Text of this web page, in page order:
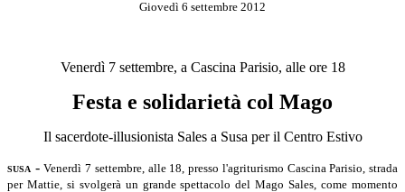
Giovedì 6 settembre 2012
Venerdì 7 settembre, a Cascina Parisio, alle ore 18
Festa e solidarietà col Mago
Il sacerdote-illusionista Sales a Susa per il Centro Estivo
SUSA -Venerdì 7 set­tembre, alle 18, presso l'a­griturismo Cascina Parisio, strada
per Mattie, si svolge­rà un grande spettacolo del Mago Sales, come momento